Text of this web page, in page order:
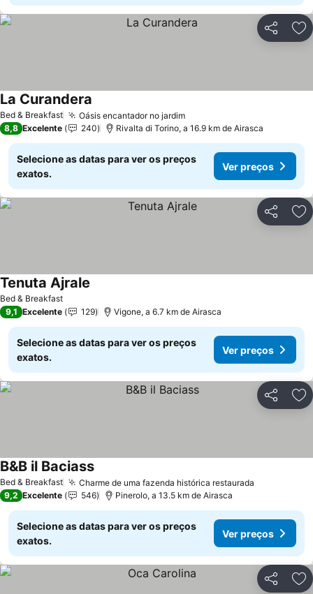
Partilhar
Bed & Breakfast Oásis encantador no jardimVer preços
La Curandera
8,8 Excelente 240 Rivalta di Torino, a 16.9 km de Airasca
Selecione as datas para ver os preços
exatos.
Ver preços
Partilhar
Bed & Breakfast
Tenuta Ajrale
9,1 Excelente 129 Vigone, a 6.7 km de Airasca
Selecione as datas para ver os preços
exatos.
Ver preços
Partilhar
Bed & Breakfast Charme de uma fazenda histórica restaurada
B&B il BaciassVer preços
9,2 Excelente 546 Pinerolo, a 13.5 km de Airasca
Selecione as datas para ver os preços
exatos.
Ver preços
Partilhar